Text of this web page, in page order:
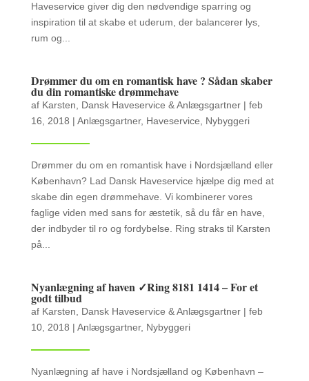
Haveservice giver dig den nødvendige sparring og
inspiration til at skabe et uderum, der balancerer lys,
rum og...
Drømmer du om en romantisk have ? Sådan skaber
du din romantiske drømmehave
af Karsten, Dansk Haveservice & Anlægsgartner| feb
16, 2018 | Anlægsgartner, Haveservice Nybyggeri
Drømmer du om en romantisk have i Nordsjælland eller
København? Lad Dansk Haveservice hjælpe dig med at
skabe din egen drømmehave. Vi kombinerer vores
faglige viden med sans for æstetik, så du får en have,
der indbyder til ro og fordybelse. Ring straks til Karsten
på...
Nyanlægning af haven ✓Ring 8181 1414 – For et
godt tilbud
af Karsten, Dansk Haveservice & Anlægsgartner| feb
10, 2018 | Anlægsgartner, Nybyggeri
Nyanlægning af have i Nordsjælland og København –